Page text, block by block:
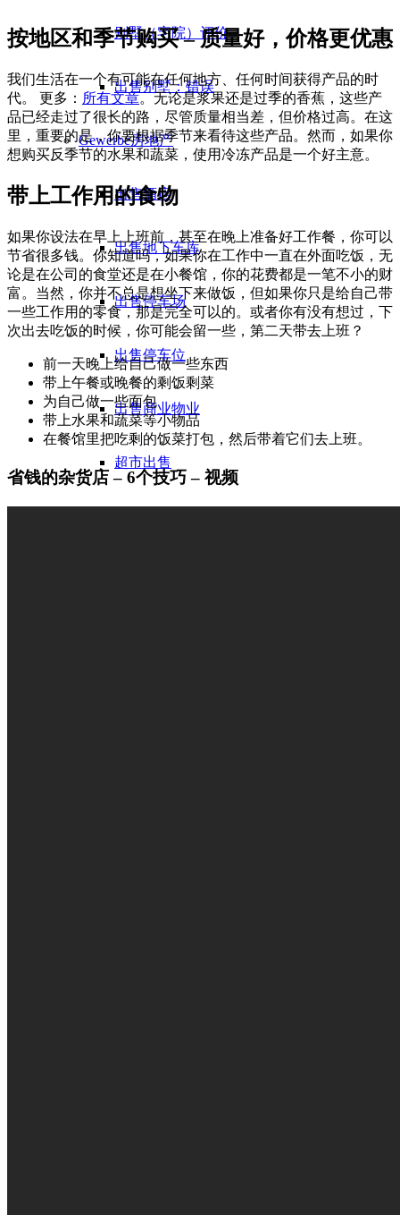
别墅（宅院）评价
出售别墅：错误
Gewerbe房地产
出售酒店
出售地下车库
出售停车场
出售停车位
出售商业物业
超市出售
按地区和季节购买 – 质量好，价格更优惠
我们生活在一个有可能在任何地方、任何时间获得产品的时
代。 更多： 所有文章。无论是浆果还是过季的香蕉，这些产
品已经走过了很长的路，尽管质量相当差，但价格过高。在这
里，重要的是，你要根据季节来看待这些产品。然而，如果你
想购买反季节的水果和蔬菜，使用冷冻产品是一个好主意。
带上工作用的食物
如果你设法在早上上班前，甚至在晚上准备好工作餐，你可以
节省很多钱。你知道吗，如果你在工作中一直在外面吃饭，无
论是在公司的食堂还是在小餐馆，你的花费都是一笔不小的财
富。当然，你并不总是想坐下来做饭，但如果你只是给自己带
一些工作用的零食，那是完全可以的。或者你有没有想过，下
次出去吃饭的时候，你可能会留一些，第二天带去上班？
前一天晚上给自己做一些东西
带上午餐或晚餐的剩饭剩菜
为自己做一些面包
带上水果和蔬菜等小物品
在餐馆里把吃剩的饭菜打包，然后带着它们去上班。
省钱的杂货店 – 6个技巧 – 视频